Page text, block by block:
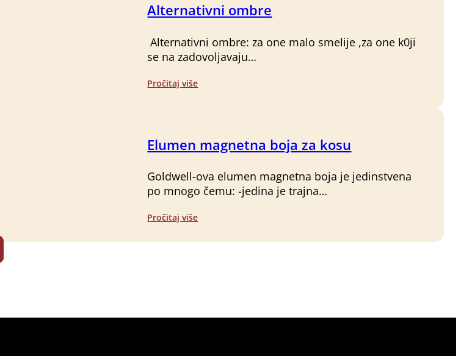
Alternativni ombre
Alternativni ombre: za one malo smelije ,za one k0ji
se na zadovoljavaju…
Pročitaj više
Elumen magnetna boja za kosu
Goldwell-ova elumen magnetna boja je jedinstvena
po mnogo čemu: -jedina je trajna…
Pročitaj više